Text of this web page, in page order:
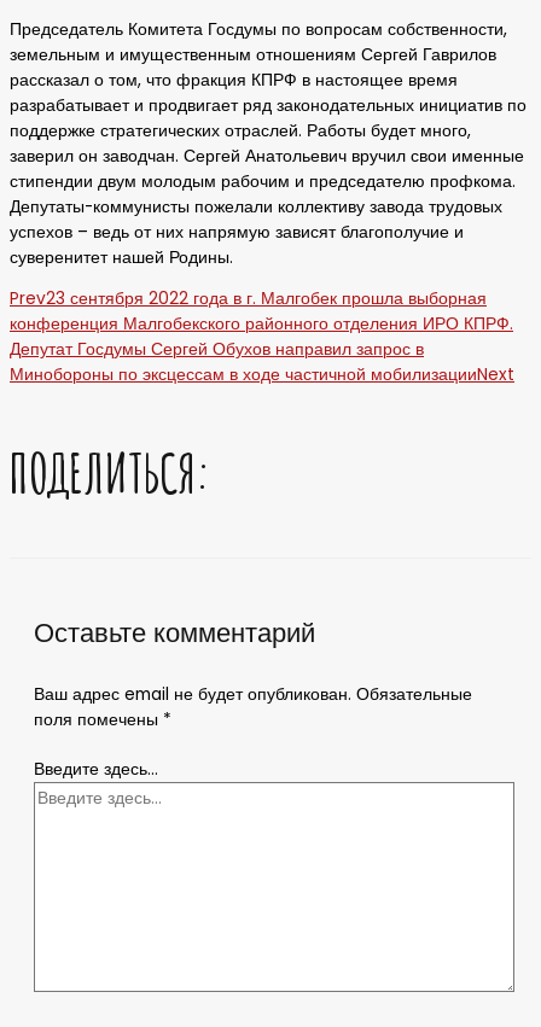
Председатель Комитета Госдумы по вопросам собственности,
земельным и имущественным отношениям Сергей Гаврилов
рассказал о том, что фракция КПРФ в настоящее время
разрабатывает и продвигает ряд законодательных инициатив по
поддержке стратегических отраслей. Работы будет много,
заверил он заводчан. Сергей Анатольевич вручил свои именные
стипендии двум молодым рабочим и председателю профкома.
Депутаты-коммунисты пожелали коллективу завода трудовых
успехов – ведь от них напрямую зависят благополучие и
суверенитет нашей Родины.
Prev23 сентября 2022 года в г. Малгобек прошла выборная
конференция Малгобекского районного отделения ИРО КПРФ.
Депутат Госдумы Сергей Обухов направил запрос в
Минобороны по эксцессам в ходе частичной мобилизацииNext
ПОДЕЛИТЬСЯ:
Оставьте комментарий
Ваш адрес email не будет опубликован. Обязательные
поля помечены *
Введите здесь...